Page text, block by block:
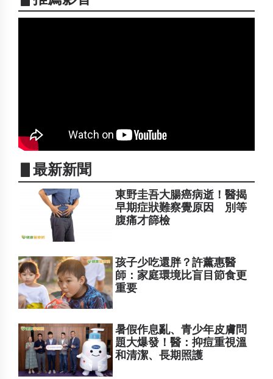
▋最新新聞
東野圭吾大腸癌病逝！醫揭
早期症狀難察覺原因 別等
腹痛才篩檢
孩子少吃還胖？許薰惠醫
師：家庭環境比盲目節食更
重要
暑假作息亂、青少年皮膚問
題大爆發！醫：抑痘重視溫
和清潔、長期照護